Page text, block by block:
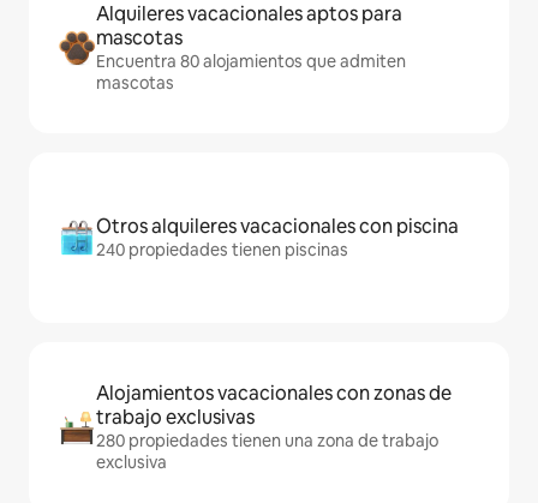
Alquileres vacacionales aptos para
mascotas
Encuentra 80 alojamientos que admiten
mascotas
Otros alquileres vacacionales con piscina
240 propiedades tienen piscinas
Alojamientos vacacionales con zonas de
trabajo exclusivas
280 propiedades tienen una zona de trabajo
exclusiva